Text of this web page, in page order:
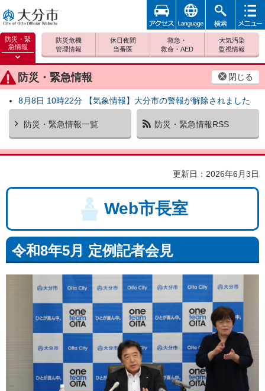
大分市
防災・緊
急情報
防災緊
急情報
を開く
防災・緊急情報 閉じる
8月8日 10時22分 【気象情報】大分市の警報が解除されました
防災・緊急情報一覧 防災・緊急情報RSS
防災危機
管理情報
休日夜間
当番医
救急・
救命・AED
大気汚染
監視情報
アクセ
ス
foreign 検索
メニュ
更新日：2026年6月3日
Web市長室
令和8年5月 定例記者会見